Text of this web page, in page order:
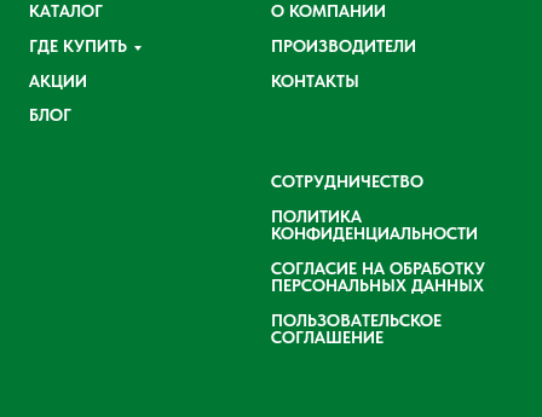
КАТАЛОГ
ГДЕ КУПИТЬ
АКЦИИ
БЛОГ
О КОМПАНИИ
ПРОИЗВОДИТЕЛИ
КОНТАКТЫ
СОТРУДНИЧЕСТВО
ПОЛИТИКА
КОНФИДЕНЦИАЛЬНОСТИ
СОГЛАСИЕ НА ОБРАБОТКУ
ПЕРСОНАЛЬНЫХ ДАННЫХ
ПОЛЬЗОВАТЕЛЬСКОЕ
СОГЛАШЕНИЕ